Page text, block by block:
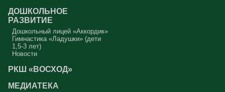
ДОШКОЛЬНОЕ
РАЗВИТИЕ
Дошкольный лицей «Аккордик»
Гимнастика «Ладушки» (дети
1,5-3 лет)
Новости
РКШ «ВОСХОД»
МЕДИАТЕКА